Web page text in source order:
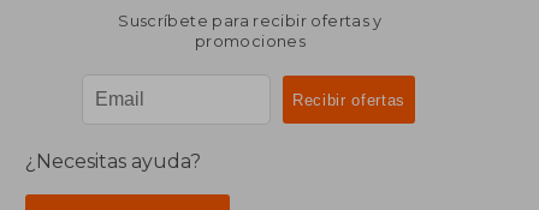
Suscríbete para recibir ofertas y
promociones
¿Necesitas ayuda?